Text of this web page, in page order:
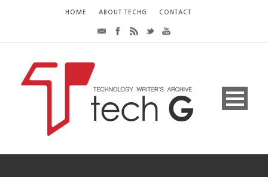
HOME ABOUT TECHG CONTACT